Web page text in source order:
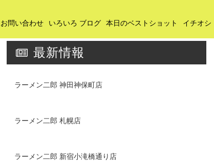
お問い合わせ いろいろ ブログ 本日のベストショット イチオシ
最新情報
ラーメン二郎 神田神保町店
ラーメン二郎 札幌店
ラーメン二郎 新宿小滝橋通り店